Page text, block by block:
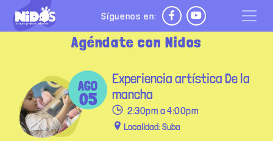
Pasar al contenido principal
Síguenos en:
Agéndate con Nidos
AGO
05
Experiencia artística De la
mancha
2:30pm a 4:00pm
Localidad: Suba